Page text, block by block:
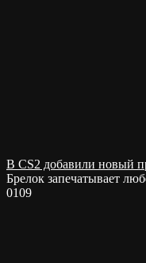
В CS2 добавили новый
Брелок запечатывает
0109